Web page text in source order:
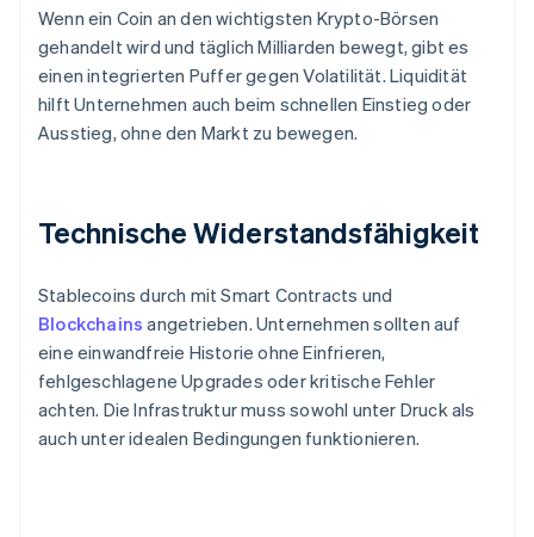
Wenn ein Coin an den wichtigsten Krypto-Börsen
gehandelt wird und täglich Milliarden bewegt, gibt es
einen integrierten Puffer gegen Volatilität. Liquidität
hilft Unternehmen auch beim schnellen Einstieg oder
Ausstieg, ohne den Markt zu bewegen.
Technische Widerstandsfähigkeit
Stablecoins durch mit Smart Contracts und
Blockchains angetrieben. Unternehmen sollten auf
eine einwandfreie Historie ohne Einfrieren,
fehlgeschlagene Upgrades oder kritische Fehler
achten. Die Infrastruktur muss sowohl unter Druck als
auch unter idealen Bedingungen funktionieren.